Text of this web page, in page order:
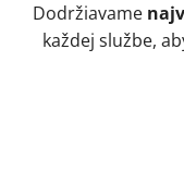
Dodržiavame
každej službe,